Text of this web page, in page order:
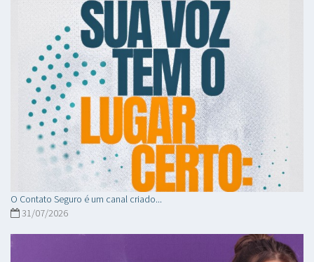
O Contato Seguro é um canal criado...
31/07/2026